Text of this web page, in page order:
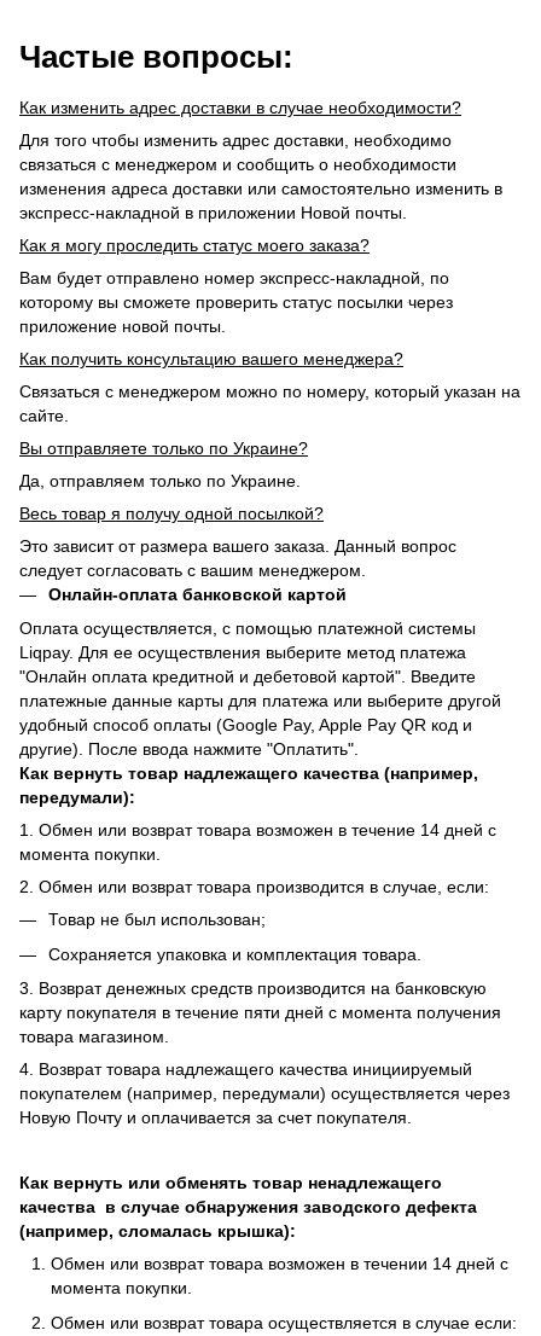
Частые вопросы:
Как изменить адрес доставки в случае необходимости?
Для того чтобы изменить адрес доставки, необходимо
связаться с менеджером и сообщить о необходимости
изменения адреса доставки или самостоятельно изменить в
экспресс-накладной в приложении Новой почты.
Как я могу проследить статус моего заказа?
Вам будет отправлено номер экспресс-накладной, по
которому вы сможете проверить статус посылки через
приложение новой почты.
Как получить консультацию вашего менеджера?
Связаться с менеджером можно по номеру, который указан на
сайте.
Вы отправляете только по Украине?
Да, отправляем только по Украине.
Весь товар я получу одной посылкой?
Это зависит от размера вашего заказа. Данный вопрос
следует согласовать с вашим менеджером.
Онлайн-оплата банковской картой
Оплата осуществляется, с помощью платежной системы
Liqpay. Для ее осуществления выберите метод платежа
"Онлайн оплата кредитной и дебетовой картой". Введите
платежные данные карты для платежа или выберите другой
удобный способ оплаты (Google Pay, Apple Pay QR код и
другие). После ввода нажмите "Оплатить".
Как вернуть товар надлежащего качества (например,
передумали):
1. Обмен или возврат товара возможен в течение 14 дней с
момента покупки.
2. Обмен или возврат товара производится в случае, если:
Товар не был использован;
Сохраняется упаковка и комплектация товара.
3. Возврат денежных средств производится на банковскую
карту покупателя в течение пяти дней с момента получения
товара магазином.
4. Возврат товара надлежащего качества инициируемый
покупателем (например, передумали) осуществляется через
Новую Почту и оплачивается за счет покупателя.
Как вернуть или обменять товар ненадлежащего
качества в случае обнаружения заводского дефекта
(например, сломалась крышка):
Обмен или возврат товара возможен в течении 14 дней с
момента покупки.
Обмен или возврат товара осуществляется в случае если: